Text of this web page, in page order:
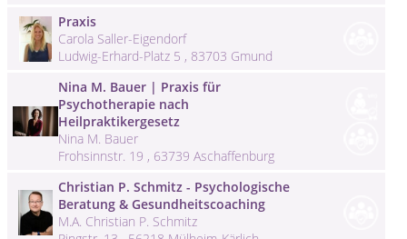
Praxis
Carola Saller-Eigendorf
Ludwig-Erhard-Platz 5 , 83703 Gmund
Nina M. Bauer | Praxis für
Psychotherapie nach
Heilpraktikergesetz
Nina M. Bauer
Frohsinnstr. 19 , 63739 Aschaffenburg
Christian P. Schmitz - Psychologische
Beratung & Gesundheitscoaching
M.A. Christian P. Schmitz